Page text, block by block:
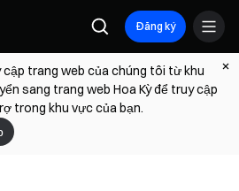
Đăng ký
cập trang web của chúng tôi từ khu
sang trang web Hoa Kỳ để truy cập
trong khu vực của bạn.